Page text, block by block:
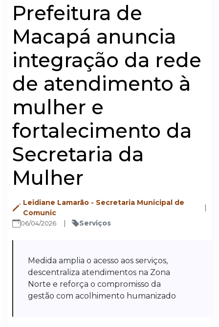
Prefeitura de
Macapá anuncia
integração da rede
de atendimento à
mulher e
fortalecimento da
Secretaria da
Mulher
Leidiane Lamarão - Secretaria Municipal de
Comunic
06/04/2026 Serviços
Medida amplia o acesso aos serviços,
descentraliza atendimentos na Zona
Norte e reforça o compromisso da
gestão com acolhimento humanizado